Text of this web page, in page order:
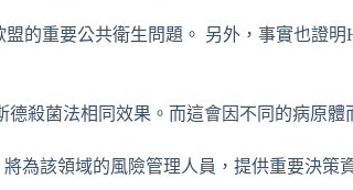
的重要公共衛生問題。 另外，事實也證
殺菌法相同效果。而這會因不同的病原體
為該領域的風險管理人員，提供重要決策